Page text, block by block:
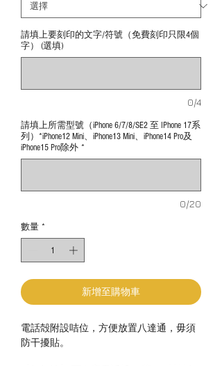
請填上要刻印的文字/符號（免費刻印只限4個
字） (選填)
0/4
請填上所需型號（iPhone 6/7/8/SE2 至 IPhone 17系
列）*iPhone12 Mini、iPhone13 Mini、iPhone14 Pro及
iPhone15 Pro除外 *
0/20
數量 *
新增至購物車
電話殻附設咭位，方便放置八達通，毋須
防干擾貼。